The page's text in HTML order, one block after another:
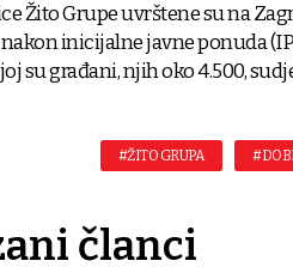
Žito Grupe uvrštene su na
inicijalne javne ponuda
su građani, njih oko 4.500,
#ŽITO GRUPA
članci